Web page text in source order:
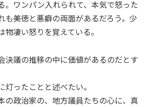
。ワンパン入れられて、本気で怒った
も美徳と悪癖の両面があるだろう。少
凄い怒りを覚えている。
決議の推移の中に価値があるのだとす
灯ったことと述べたい。
の政治家の、地方議員たちの心に、真